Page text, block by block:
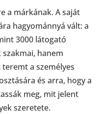
a márkának. A saját
hagyománnyá vált: a
3000 látogató
hanem
a személyes
és arra, hogy a
meg, mit jelent
szeretete.